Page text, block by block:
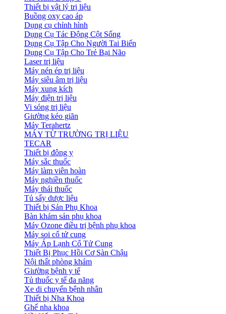
Thiết bị vật lý trị liệu
Buồng oxy cao áp
Dụng cụ chỉnh hình
Dụng Cụ Tác Động Cột Sống
Dụng Cụ Tập Cho Người Tai Biến
Dụng Cụ Tập Cho Trẻ Bại Não
Laser trị liệu
Máy nén ép trị liệu
Máy siêu âm trị liệu
Máy xung kích
Máy điện trị liệu
Vi sóng trị liệu
Giường kéo giãn
Máy Terahertz
MÁY TỪ TRƯỜNG TRỊ LIỆU
TECAR
Thiết bị đông y
Máy sắc thuốc
Máy làm viên hoàn
Máy nghiền thuốc
Máy thái thuốc
Tủ sấy dược liệu
Thiết bị Sản Phụ Khoa
Bàn khám sản phụ khoa
Máy Ozone điều trị bệnh phụ khoa
Máy soi cổ tử cung
Máy Áp Lạnh Cổ Tử Cung
Thiết Bị Phục Hồi Cơ Sàn Chậu
Nội thất phòng khám
Giường bệnh y tế
Tủ thuốc y tế đa năng
Xe di chuyển bệnh nhân
Thiết bị Nha Khoa
Ghế nha khoa